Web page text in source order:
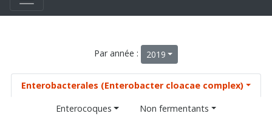
Par année : 2019
Enterobacterales (Enterobacter cloacae complex)
Enterocoques
Non fermentants